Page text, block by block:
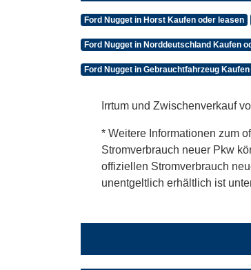
Ford Nugget in Horst Kaufen oder leasen
Ford Nugget in Norddeutschland Kaufen
Ford Nugget in Gebrauchtfahrzeug
Irrtum und Zwischenverkauf
* Weitere Informationen zum
Stromverbrauch neuer Pkw
offiziellen Stromverbrauch
unentgeltlich erhältlich ist